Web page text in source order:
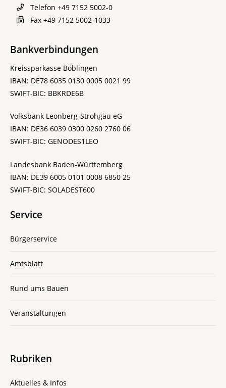
Telefon +49 7152 5002-0
Fax +49 7152 5002-1033
Bankverbindungen
Kreissparkasse Böblingen
IBAN: DE78 6035 0130 0005 0021 99
SWIFT-BIC: BBKRDE6B
Volksbank Leonberg-Strohgäu eG
IBAN: DE36 6039 0300 0260 2760 06
SWIFT-BIC: GENODES1LEO
Landesbank Baden-Württemberg
IBAN: DE39 6005 0101 0008 6850 25
SWIFT-BIC: SOLADEST600
Service
Bürgerservice
Amtsblatt
Rund ums Bauen
Veranstaltungen
Rubriken
Aktuelles & Infos